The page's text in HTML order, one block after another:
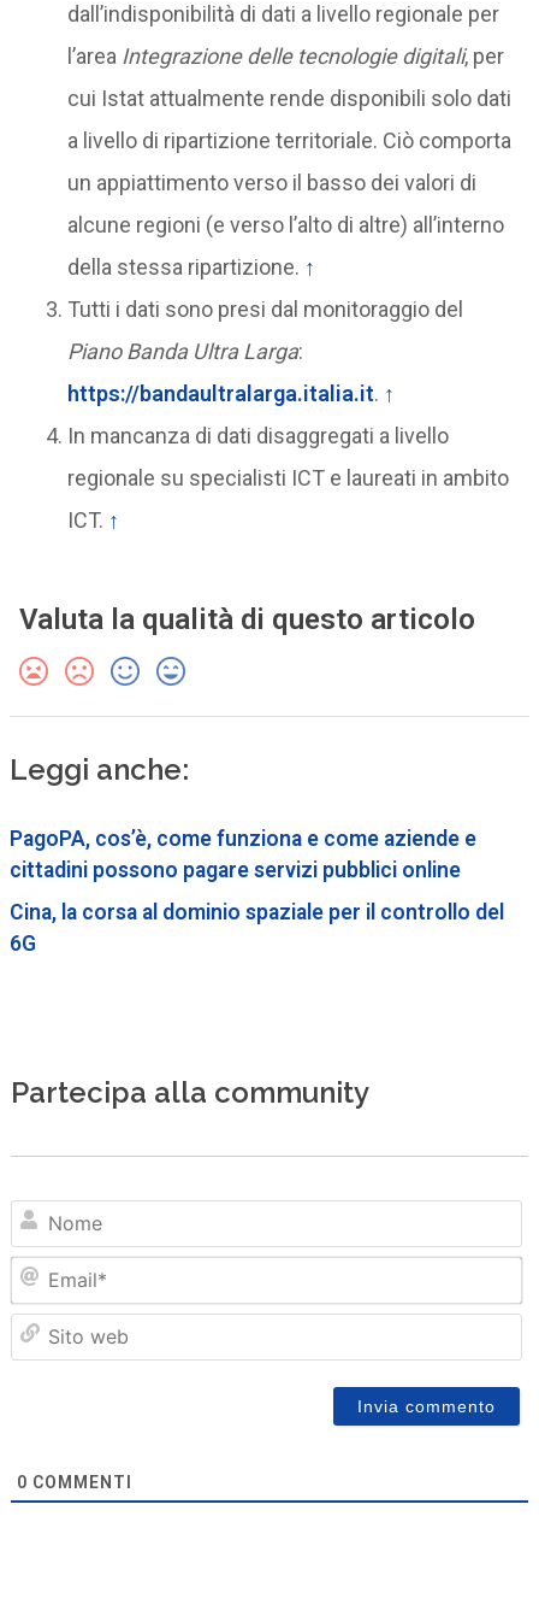
dall’indisponibilità di dati a livello regionale per
l’area Integrazione delle tecnologie digitali, per
cui Istat attualmente rende disponibili solo dati
a livello di ripartizione territoriale. Ciò comporta
un appiattimento verso il basso dei valori di
alcune regioni (e verso l’alto di altre) all’interno
della stessa ripartizione. ↑
Tutti i dati sono presi dal monitoraggio del
Piano Banda Ultra Larga:
https://bandaultralarga.italia.it. ↑
In mancanza di dati disaggregati a livello
regionale su specialisti ICT e laureati in ambito
ICT. ↑
Valuta la qualità di questo articolo
Leggi anche:
PagoPA, cos’è, come funziona e come aziende e
cittadini possono pagare servizi pubblici online
Cina, la corsa al dominio spaziale per il controllo del
6G
Partecipa alla community
0 COMMENTI